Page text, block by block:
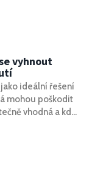
vyhnout
ideální řešení
mohou poškodit
vhodná a kdy